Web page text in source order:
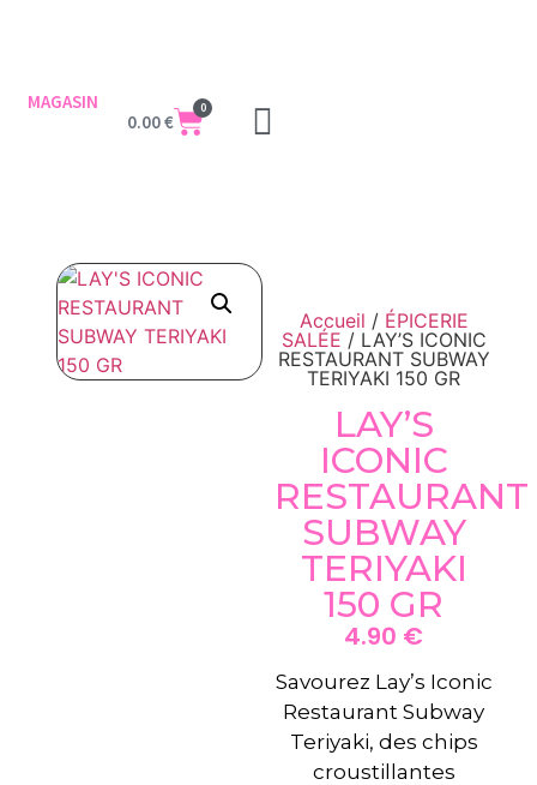
MAGASIN
0.00€
0
Accueil / ÉPICERIE
SALÉE / LAY’S ICONIC
RESTAURANT SUBWAY
TERIYAKI 150 GR
LAY’S
ICONIC
RESTAURANT
SUBWAY
TERIYAKI
150 GR
4.90 €
Savourez Lay’s Iconic
Restaurant Subway
Teriyaki, des chips
croustillantes